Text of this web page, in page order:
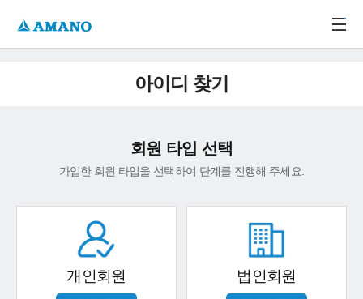
아이디 찾기
회원 타입 선택
가입한 회원 타입을 선택하여 단계를 진행해 주세요.
개인회원 법인회원